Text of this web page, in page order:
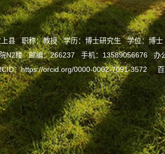
县 职称：教授 学历：博士研究生 学位：博
院N2楼 邮编：266237 手机：13589056676
：https://orcid.org/0000-0002-7091-3572 百